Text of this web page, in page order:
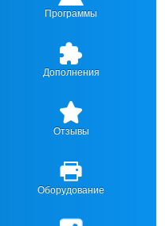
Программы
Дополнения
Отзывы
Оборудование